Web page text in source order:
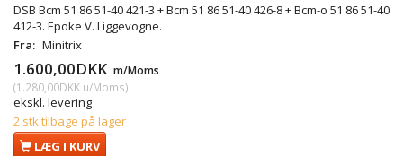
DSB Bcm 51 86 51-40 421-3 + Bcm 51 86 51-40 426-8 + Bcm-o 51 86 51-40
412-3. Epoke V. Liggevogne.
Fra: Minitrix
1.600,00DKK m/Moms
(1.280,00DKK u/Moms)
ekskl. levering
2 stk tilbage på lager
LÆG I KURV